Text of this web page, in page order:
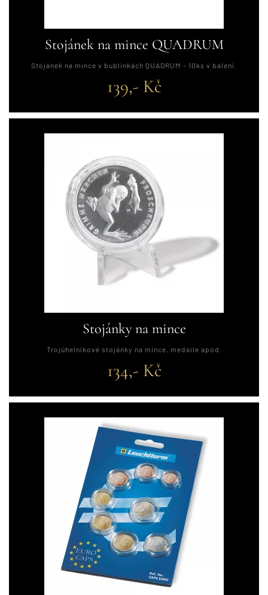
Stojánek na mince QUADRUM
Stojánek na mince v bublinkách QUADRUM - 10ks v balení.
139,- Kč
Stojánky na mince
Trojúhelníkové stojánky na mince, medaile apod.
134,- Kč